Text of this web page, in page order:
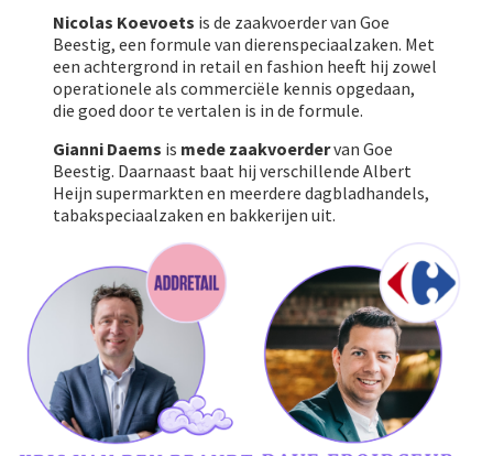
Nicolas Koevoets is de zaakvoerder van Goe
Beestig, een formule van dierenspeciaalzaken. Met
een achtergrond in retail en fashion heeft hij zowel
operationele als commerciële kennis opgedaan,
die goed door te vertalen is in de formule.
Gianni Daems is mede zaakvoerdervan Goe
Beestig. Daarnaast baat hij verschillende Albert
Heijn supermarkten en meerdere dagbladhandels,
tabakspeciaalzaken en bakkerijen uit.